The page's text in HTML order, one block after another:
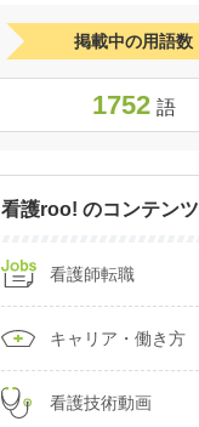
掲載中の用語数
1752 語
看護roo! のコンテンツ
看護師転職
キャリア・働き方
看護技術動画